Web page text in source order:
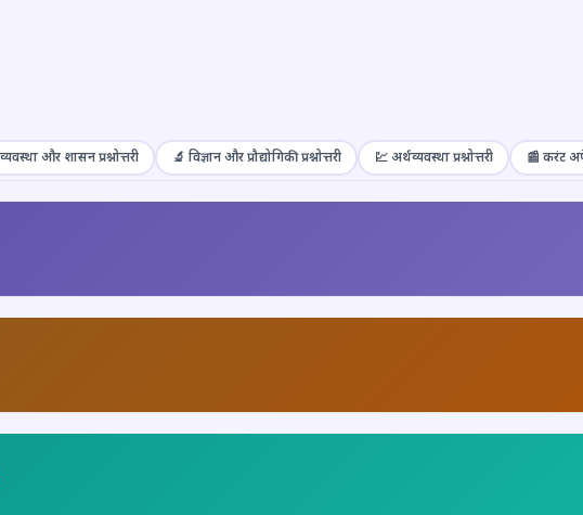
और शासन प्रश्नोत्तरी 🔬 विज्ञान और प्रौद्योगिकी प्रश्नोत्तरी 💹 अर्थव्यवस्था प्रश्नोत्तरी 📰 करंट